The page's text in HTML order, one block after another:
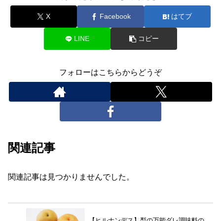
X Facebook はてブ
LINE コピー
フォローはこちらからどうぞ
関連記事
関連記事は見つかりませんでした。